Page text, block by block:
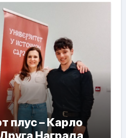
плус – Карло
Награда